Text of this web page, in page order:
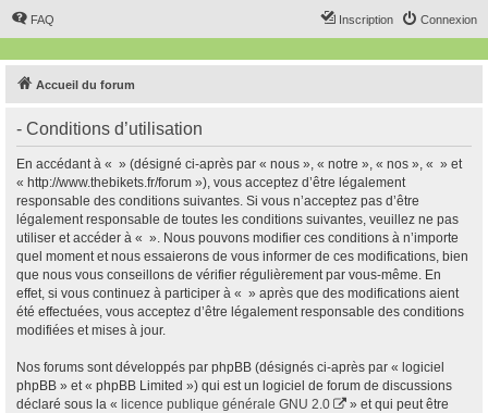
FAQ Connexion
Inscription
Accueil du forum
- Conditions d’utilisation
En accédant à « » (désigné ci-après par « nous », « notre », « nos », « » et
« http://www.thebikets.fr/forum »), vous acceptez d’être légalement
responsable des conditions suivantes. Si vous n’acceptez pas d’être
légalement responsable de toutes les conditions suivantes, veuillez ne pas
utiliser et accéder à « ». Nous pouvons modifier ces conditions à n’importe
quel moment et nous essaierons de vous informer de ces modifications, bien
que nous vous conseillons de vérifier régulièrement par vous-même. En
effet, si vous continuez à participer à « » après que des modifications aient
été effectuées, vous acceptez d’être légalement responsable des conditions
modifiées et mises à jour.
Nos forums sont développés par phpBB (désignés ci-après par « logiciel
phpBB » et « phpBB Limited ») qui est un logiciel de forum de discussions
déclaré sous la « licence publique générale GNU 2.0
» et qui peut être